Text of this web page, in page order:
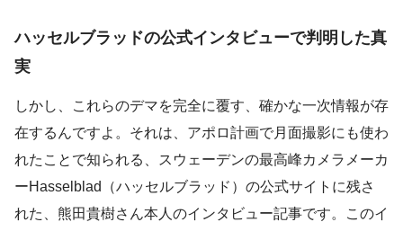
ハッセルブラッドの公式インタビューで判明した真
実
しかし、これらのデマを完全に覆す、確かな一次情報が存
在するんですよ。それは、アポロ計画で月面撮影にも使わ
れたことで知られる、スウェーデンの最高峰カメラメーカ
ーHasselblad（ハッセルブラッド）の公式サイトに残さ
れた、熊田貴樹さん本人のインタビュー記事です。このイ